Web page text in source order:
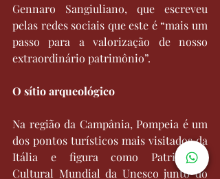
Gennaro Sangiuliano, que escreveu
pelas redes sociais que este é “mais um
passo para a valorização de nosso
extraordinário patrimônio”.
O sítio arqueológico
Na região da Campânia, Pompeia é um
dos pontos turísticos mais visitados da
Itália e figura como Patrimônio
Cultural Mundial da Unesco junto do